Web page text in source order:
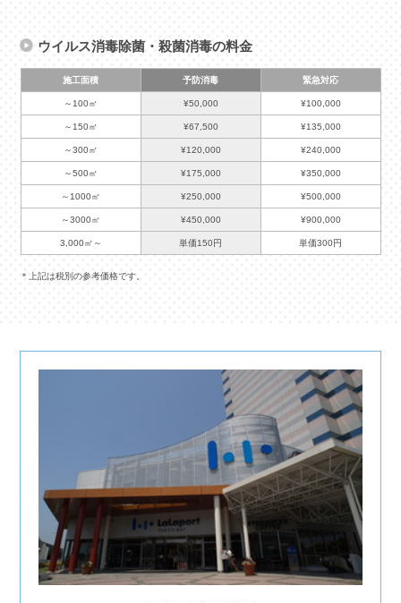
ウイルス消毒除菌・殺菌消毒の料金
施工面積 予防消毒 緊急対応
～100㎡ ¥50,000 ¥100,000
～150㎡ ¥67,500 ¥135,000
～300㎡ ¥120,000 ¥240,000
～500㎡ ¥175,000 ¥350,000
～1000㎡ ¥250,000 ¥500,000
～3000㎡ ¥450,000 ¥900,000
3,000㎡～ 単価150円 単価300円
＊上記は税別の参考価格です。